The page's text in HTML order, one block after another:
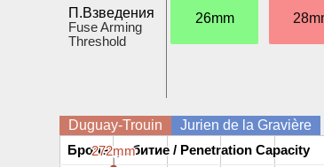
П.Взведения
Fuse Arming
Threshold
26mm
Duguay-Trouin Jurien de la Gravière
Бронепробитие / Penetration Capacity
Бронепробитие / Penetration Capacity
272mm
272mm